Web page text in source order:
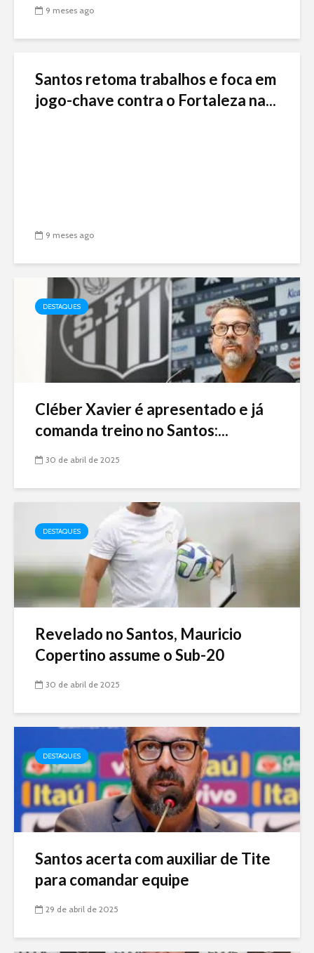
9 meses ago
Santos retoma trabalhos e foca em
jogo-chave contra o Fortaleza na...
9 meses ago
DESTAQUES
Cléber Xavier é apresentado e já
comanda treino no Santos:...
30 de abril de 2025
DESTAQUES
Revelado no Santos, Mauricio
Copertino assume o Sub-20
30 de abril de 2025
DESTAQUES
Santos acerta com auxiliar de Tite
para comandar equipe
29 de abril de 2025